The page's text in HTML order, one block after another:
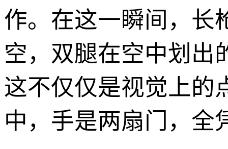
作。在这一瞬间，长
空，双腿在空中划出
这不仅仅是视觉上的
中，手是两扇门，全